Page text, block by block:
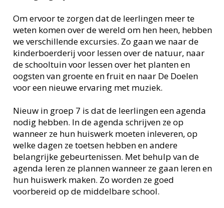
Om ervoor te zorgen dat de leerlingen meer te
weten komen over de wereld om hen heen, hebben
we verschillende excursies. Zo gaan we naar de
kinderboerderij voor lessen over de natuur, naar
de schooltuin voor lessen over het planten en
oogsten van groente en fruit en naar De Doelen
voor een nieuwe ervaring met muziek.
Nieuw in groep 7 is dat de leerlingen een agenda
nodig hebben. In de agenda schrijven ze op
wanneer ze hun huiswerk moeten inleveren, op
welke dagen ze toetsen hebben en andere
belangrijke gebeurtenissen. Met behulp van de
agenda leren ze plannen wanneer ze gaan leren en
hun huiswerk maken. Zo worden ze goed
voorbereid op de middelbare school.